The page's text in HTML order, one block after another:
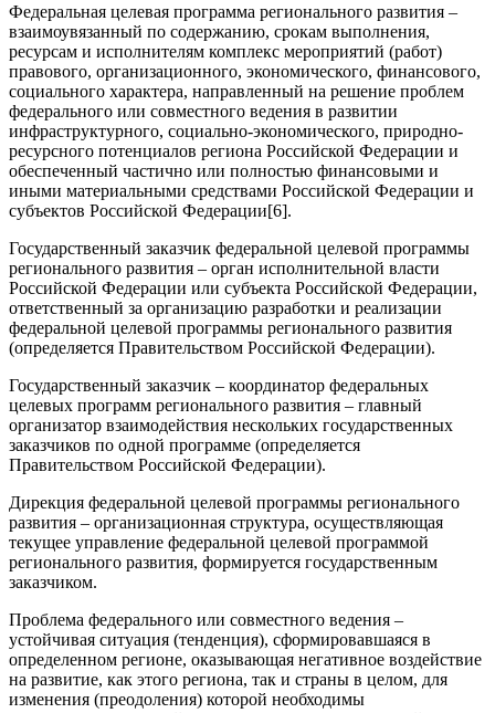
Федеральная целевая программа регионального развития –
взаимоувязанный по содержанию, срокам выполнения,
ресурсам и исполнителям комплекс мероприятий (работ)
правового, организационного, экономического, финансового,
социального характера, направленный на решение проблем
федерального или совместного ведения в развитии
инфраструктурного, социально-экономического, природно-
ресурсного потенциалов региона Российской Федерации и
обеспеченный частично или полностью финансовыми и
иными материальными средствами Российской Федерации и
субъектов Российской Федерации[6].
Государственный заказчик федеральной целевой программы
регионального развития – орган исполнительной власти
Российской Федерации или субъекта Российской Федерации,
ответственный за организацию разработки и реализации
федеральной целевой программы регионального развития
(определяется Правительством Российской Федерации).
Государственный заказчик – координатор федеральных
целевых программ регионального развития – главный
организатор взаимодействия нескольких государственных
заказчиков по одной программе (определяется
Правительством Российской Федерации).
Дирекция федеральной целевой программы регионального
развития – организационная структура, осуществляющая
текущее управление федеральной целевой программой
регионального развития, формируется государственным
заказчиком.
Проблема федерального или совместного ведения –
устойчивая ситуация (тенденция), сформировавшаяся в
определенном регионе, оказывающая негативное воздействие
на развитие, как этого региона, так и страны в целом, для
изменения (преодоления) которой необходимы